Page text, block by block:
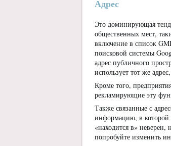
Адрес
Это доминирующая
общественных мест,
включение в список
поисковой системы
адрес публичного
использует тот же
Кроме того,
рекламирующие эту
Также связанные с
информацию, в которой
«находится в»
попробуйте изменить